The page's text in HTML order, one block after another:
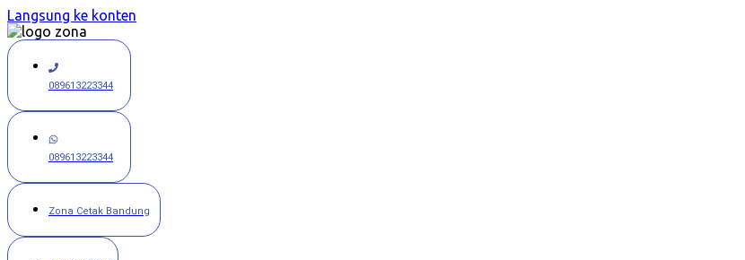
Langsung ke konten
089613223344
089613223344
Zona Cetak Bandung